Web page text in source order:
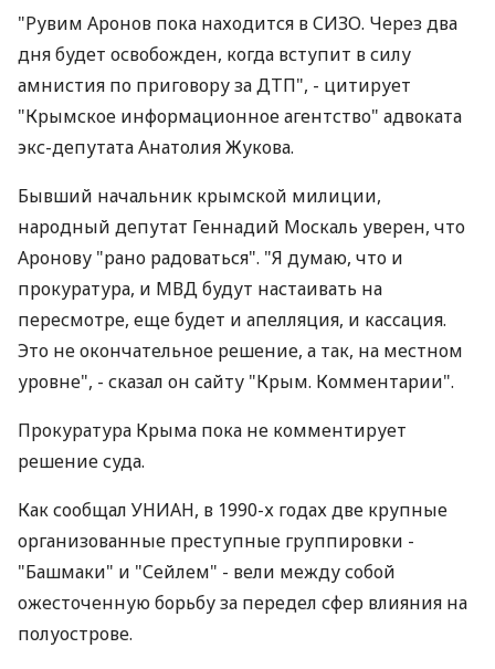
"Рувим Аронов пока находится в СИЗО. Через два
дня будет освобожден, когда вступит в силу
амнистия по приговору за ДТП", - цитирует
"Крымское информационное агентство" адвоката
экс-депутата Анатолия Жукова.
Бывший начальник крымской милиции,
народный депутат Геннадий Москаль уверен, что
Аронову "рано радоваться". "Я думаю, что и
прокуратура, и МВД будут настаивать на
пересмотре, еще будет и апелляция, и кассация.
Это не окончательное решение, а так, на местном
уровне", - сказал он сайту "Крым. Комментарии".
Прокуратура Крыма пока не комментирует
решение суда.
Как сообщал УНИАН, в 1990-х годах две крупные
организованные преступные группировки -
"Башмаки" и "Сейлем" - вели между собой
ожесточенную борьбу за передел сфер влияния на
полуострове.